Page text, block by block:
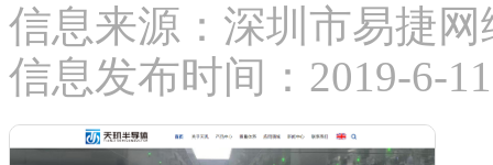
信息来源：深圳市易捷
信息发布时间：2019-6-